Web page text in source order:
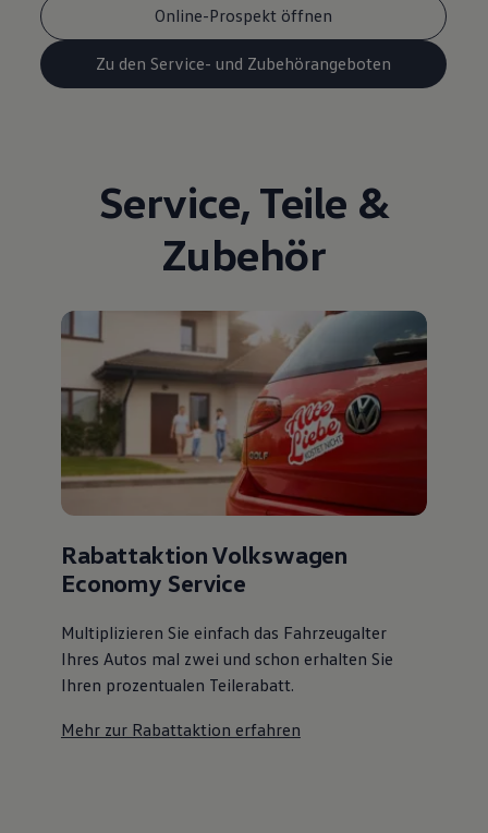
Online-Prospekt öffnen
Zu den Service- und Zubehörangeboten
Service, Teile &
Zubehör
Rabattaktion Volkswagen
Economy Service
Multiplizieren Sie einfach das Fahrzeugalter
Ihres Autos mal zwei und schon erhalten Sie
Ihren prozentualen Teilerabatt.
Mehr zur Rabattaktion erfahren